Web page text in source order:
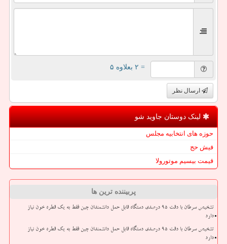
= ۲ بعلاوه ۵
ارسال نظر
لینک دوستان جاوید شو
حوزه های انتخابیه مجلس
فیش حج
قیمت بیسیم موتورولا
پربیننده ترین ها
تشخیص سرطان با دقت ۹۵ درصدی دستگاه قابل حمل دانشمندان چین فقط به یک قطره خون نیاز
دارد
تشخیص سرطان با دقت ۹۵ درصدی دستگاه قابل حمل دانشمندان چین فقط به یک قطره خون نیاز
دارد